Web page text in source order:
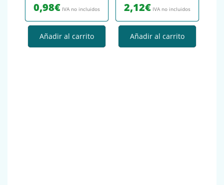
0,98€ IVA no incluidos
Añadir al carrito
2,12€ IVA no incluidos
Añadir al carrito